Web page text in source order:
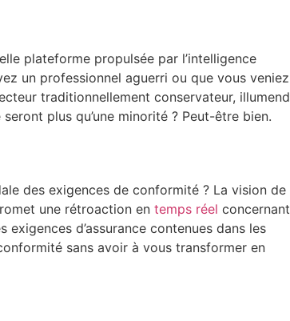
plateforme propulsée par l’intelligence
un professionnel aguerri ou que vous veniez
traditionnellement conservateur, illumend
plus qu’une minorité ? Peut-être bien.
des exigences de conformité ? La vision de
une rétroaction en temps réel concernant
d’assurance contenues dans les
sans avoir à vous transformer en